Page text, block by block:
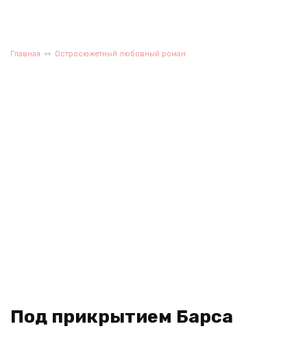
Главная Остросюжетный любовный роман
Под прикрытием Барса